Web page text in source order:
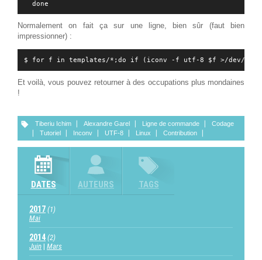
Normalement on fait ça sur une ligne, bien sûr (faut bien
impressionner) :
Et voilà, vous pouvez retourner à des occupations plus mondaines
!
Tiberiu Ichim Alexandre Garel Ligne de commande
Codage
Tutoriel
Inconv UTF-8 Linux Contribution
DATES AUTEURS TAGS
2017 (1)
Mai
2014 (2)
Juin Mars